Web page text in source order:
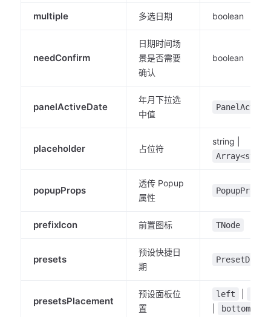
multiple 多选日期 boolean
needConfirm
日期时间场
景是否需要
确认
boolean
panelActiveDate
年月下拉选
中值
placeholder 占位符
string |
popupProps
透传 Popup
属性
PopupProps
prefixIcon 前置图标 TNode
presets
预设快捷日
期
PresetDate
presetsPlacement
预设面板位
置
left
bottom